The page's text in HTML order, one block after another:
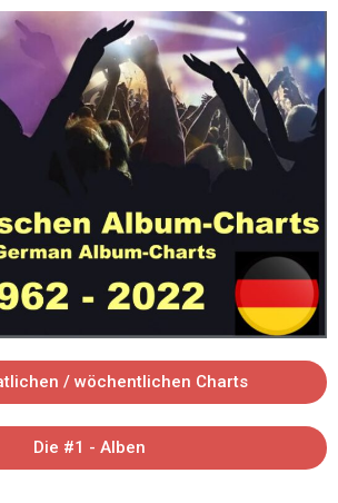
/ wöchentlichen Charts
Die #1 - Alben